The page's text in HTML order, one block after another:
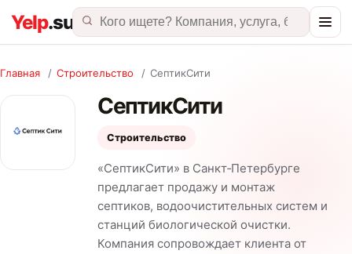
Главная / Строительство / СептикСити
СептикСити
Строительство
«СептикСити» в Санкт‑Петербурге
предлагает продажу и монтаж
септиков, водоочистительных систем и
станций биологической очистки.
Компания сопровождает клиента от